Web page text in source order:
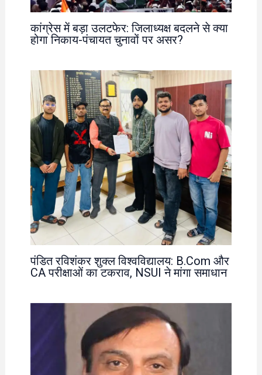
कांग्रेस में बड़ा उलटफेर: जिलाध्यक्ष बदलने से क्या
होगा निकाय-पंचायत चुनावों पर असर?
पंडित रविशंकर शुक्ल विश्वविद्यालय: B.Com और
CA परीक्षाओं का टकराव, NSUI ने मांगा समाधान